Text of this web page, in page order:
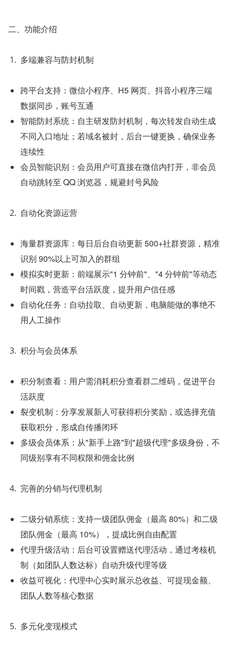
二、功能介绍
多端兼容与防封机制
跨平台支持：微信小程序、H5 网页、抖音小程序三端
数据同步，账号互通
智能防封系统：自主研发防封机制，每次转发自动生成
不同入口地址；若域名被封，后台一键更换，确保业务
连续性
会员智能识别：会员用户可直接在微信内打开，非会员
自动跳转至 QQ 浏览器，规避封号风险
自动化资源运营
海量群资源库：每日后台自动更新 500+社群资源，精准
识别 90%以上可加入的群组
模拟实时更新：前端展示"1 分钟前"、"4 分钟前"等动态
时间戳，营造平台活跃度，提升用户信任感
自动化任务：自动拉取、自动更新，电脑能做的事绝不
用人工操作
积分与会员体系
积分制查看：用户需消耗积分查看群二维码，促进平台
活跃度
裂变机制：分享发展新人可获得积分奖励，或选择充值
获取积分，形成自传播闭环
多级会员体系：从"新手上路"到"超级代理"多级身份，不
同级别享有不同权限和佣金比例
完善的分销与代理机制
二级分销系统：支持一级团队佣金（最高 80%）和二级
团队佣金（最高 10%），提成比例自由配置
代理升级活动：后台可设置赠送代理活动，通过考核机
制（如团队人数达标）自动升级代理等级
收益可视化：代理中心实时展示总收益、可提现金额、
团队人数等核心数据
多元化变现模式